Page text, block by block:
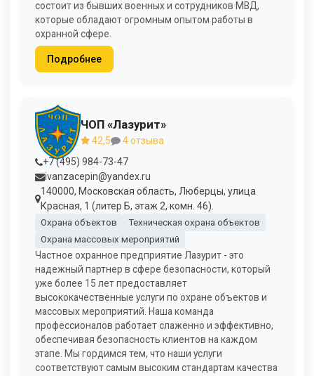
состоит из бывших военных и сотрудников МВД,
которые обладают огромным опытом работы в
охранной сфере.
Подробнее
ЧОП «Лазурит»
42,5
4 отзыва
+7 (495) 984-73-47
ivanzacepin@yandex.ru
140000, Московская область, Люберцы, улица
Красная, 1 (литер Б, этаж 2, комн. 46).
Охрана объектов
Техническая охрана объектов
Охрана массовых мероприятий
Частное охранное предприятие Лазурит - это
надежный партнер в сфере безопасности, который
уже более 15 лет предоставляет
высококачественные услуги по охране объектов и
массовых мероприятий. Наша команда
профессионалов работает слаженно и эффективно,
обеспечивая безопасность клиентов на каждом
этапе. Мы гордимся тем, что наши услуги
соответствуют самым высоким стандартам качества